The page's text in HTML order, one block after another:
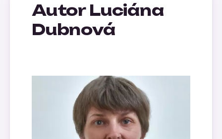
Autor Luciána
Dubnová